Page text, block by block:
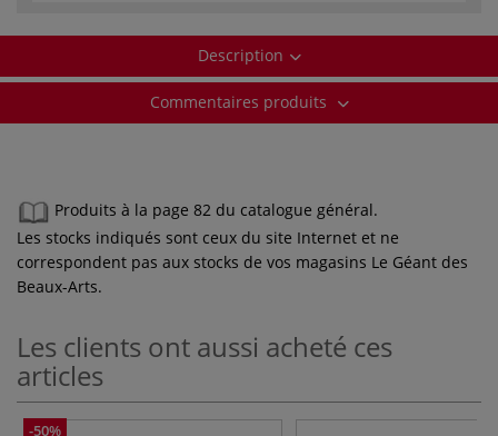
Description
Commentaires produits
Produits à la page 82 du catalogue général.
Les stocks indiqués sont ceux du site Internet et ne
correspondent pas aux stocks de vos magasins Le Géant des
Beaux-Arts.
Les clients ont aussi acheté ces
articles
-50%